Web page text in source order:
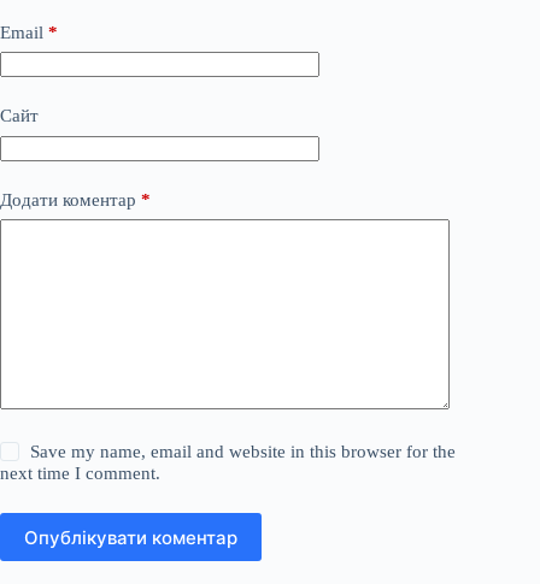
Email *
Сайт
Додати коментар *
Save my name, email and website in this browser for the
next time I comment.
Опублікувати коментар